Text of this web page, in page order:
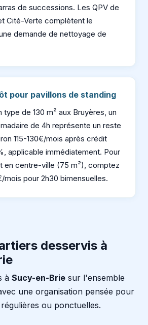
de successions. Les QPV de
Cité-Verte complètent le
demande de nettoyage de
pour pavillons de standing
type de 130 m² aux Bruyères, un
de 4h représente un reste
115-130€/mois après crédit
applicable immédiatement. Pour
en centre-ville (75 m²), comptez
pour 2h30 bimensuelles.
desservis à
à Sucy-en-Brie sur l'ensemble
une organisation pensée pour
ou ponctuelles.